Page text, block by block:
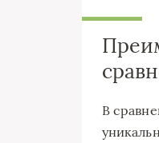
В